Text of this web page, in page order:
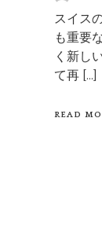
スイス
も重要
く新し
て再 […]
READ